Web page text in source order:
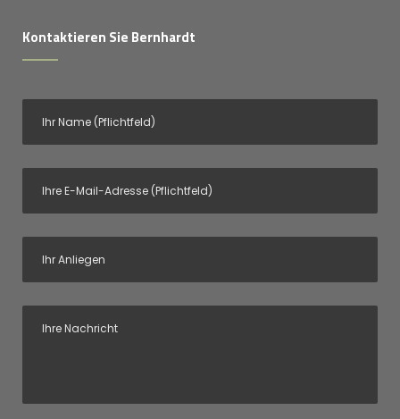
Kontaktieren Sie Bernhardt